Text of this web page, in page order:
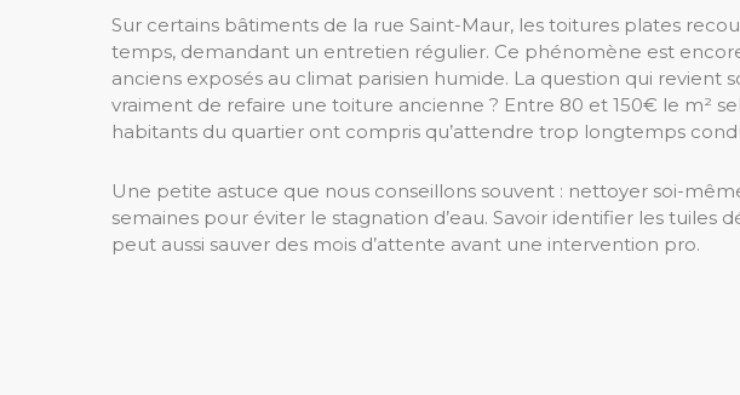
Sur certains bâtiments de la rue Saint-Maur, les toitures plates
temps, demandant un entretien régulier. Ce phénomène est
anciens exposés au climat parisien humide. La question qui revient
vraiment de refaire une toiture ancienne ? Entre 80 et 150€ le m²
habitants du quartier ont compris qu’attendre trop longtemps
Une petite astuce que nous conseillons souvent : nettoyer soi-
semaines pour éviter le stagnation d’eau. Savoir identifier les tuiles
peut aussi sauver des mois d’attente avant une intervention pro.